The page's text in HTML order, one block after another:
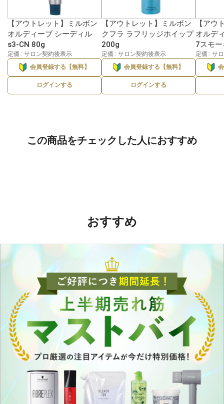
【アウトレット】ミルボン
オルディーブ シーディル
s3-CN 80g
定価 : サロン契約後表示
会員登録する【無料】
ログインする
【アウトレット】ミルボン
クフラ ラフリッジホイップ
200g
定価 : サロン契約後表示
会員登録する【無料】
ログインする
【アウ
オルデ
7スモ
定価 : サ
この商品をチェックした人におすすめ
おすすめ